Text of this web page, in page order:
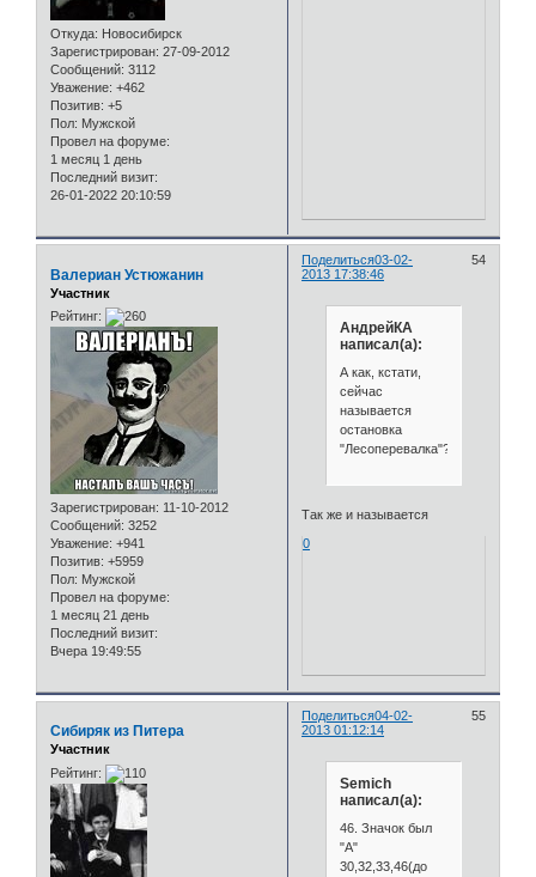
Откуда: Новосибирск
Зарегистрирован: 27-09-2012
Сообщений: 3112
Уважение: +462
Позитив: +5
Пол: Мужской
Провел на форуме:
1 месяц 1 день
Последний визит:
26-01-2022 20:10:59
Поделиться 54
03-02-
2013 17:38:46
Валериан Устюжанин
Участник
Рейтинг:
Зарегистрирован: 11-10-2012
Сообщений: 3252
Уважение: +941
Позитив: +5959
Пол: Мужской
Провел на форуме:
1 месяц 21 день
Последний визит:
Вчера 19:49:55
АндрейКА
написал(а):
А как, кстати,
сейчас
называется
остановка
"Лесоперевалка"?
Так же и называется
0
Поделиться 55
04-02-
2013 01:12:14
Сибиряк из Питера
Участник
Рейтинг:
Semich
написал(а):
46. Значок был
"А"
30,32,33,46(до